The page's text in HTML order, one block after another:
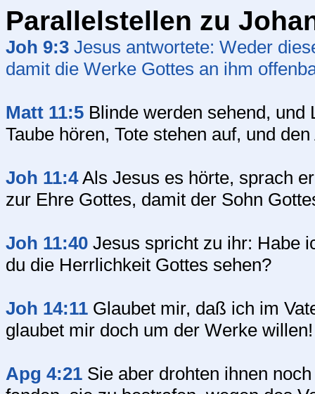
Parallelstellen zu
Joh 9:3 Jesus antwortete: Weder
damit die Werke Gottes an ihm
Matt 11:5 Blinde werden sehend,
Taube hören, Tote stehen auf, und
Joh 11:4Als Jesus es hörte, sprach
zur Ehre Gottes, damit der Sohn
Joh 11:40 Jesus spricht zu ihr: Habe
du die Herrlichkeit Gottes sehen?
Joh 14:11 Glaubet mir, daß ich im
glaubet mir doch um der Werke willen!
Apg 4:21 Sie aber drohten ihnen